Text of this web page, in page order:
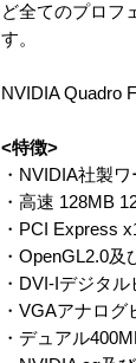
ど全てのプロフ
す。
NVIDIA Quadro
<特徴>
・NVIDIA社製
・高速 128MB
・PCI Express
・OpenGL2.0
・DVI-Iデジタ
・VGAアナログ
・デュアル